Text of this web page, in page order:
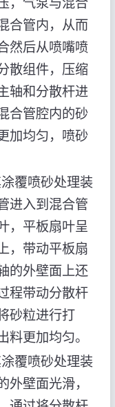
合管内，从而
然后从喷嘴喷
散组件，压缩
轴和分散杆进
合管腔内的砂
加均匀，喷砂
覆喷砂处理装
进入到混合管
，平板扇叶呈
，带动平板扇
的外壁面上还
程带动分散杆
砂粒进行打
料更加均匀。
覆喷砂处理装
外壁面光滑，